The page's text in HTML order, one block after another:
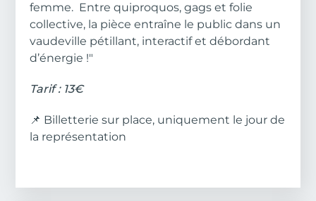
femme. Entre quiproquos, gags et folie
collective, la pièce entraîne le public dans un
vaudeville pétillant, interactif et débordant
d’énergie !"
Tarif : 13€
📌 Billetterie sur place, uniquement le jour de
la représentation